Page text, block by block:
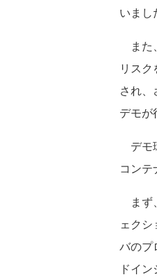
いまし
また
リス
され
デモが
デモ
コンテ
まず
ェクシ
バのプ
ドイ